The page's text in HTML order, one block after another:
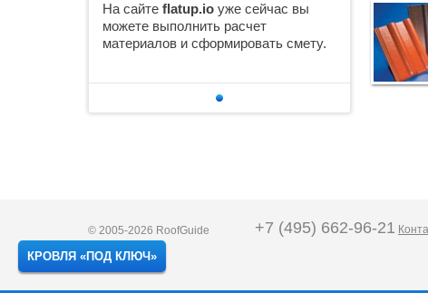
На сайте flatup.io уже сейчас вы
можете выполнить расчет
материалов и сформировать смету.
© 2005-2026 RoofGuide
+7 (495) 662-96-21
КРОВЛЯ «ПОД КЛЮЧ»